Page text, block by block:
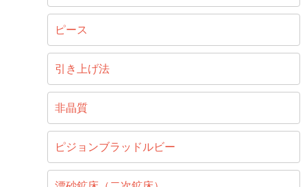
ピース
引き上げ法
非晶質
ピジョンブラッドルビー